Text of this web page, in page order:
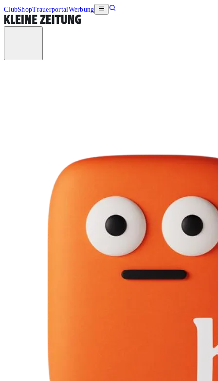
ClubShopTrauerportalWerbung